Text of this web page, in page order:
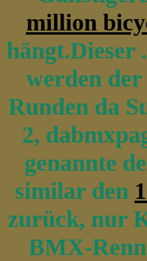
million
werden
Runden da
2,
genannte
similar den
zurück, nur
BMX-